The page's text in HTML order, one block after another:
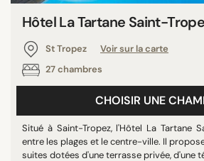
Hôtel La Tartane Saint-
St Tropez
Voir sur la carte
27 chambres
CHOISIR UNE
Situé à Saint-Tropez, l'Hôtel La Tartane
entre les plages et le centre-ville. Il
suites dotées d'une terrasse privée, d'une